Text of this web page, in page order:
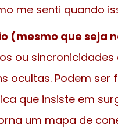
me senti quando
(mesmo que seja
ou
ocultas. Podem ser
que insiste em
um mapa de